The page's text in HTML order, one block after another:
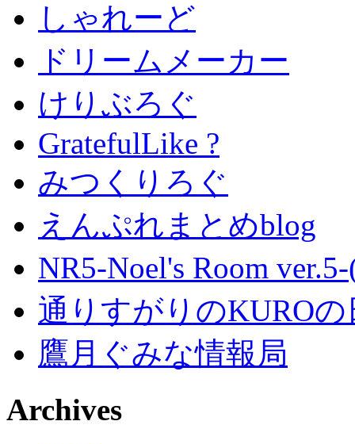
しゃれーど
ドリームメーカー
けりぶろぐ
GratefulLike ?
みつくりろぐ
えんぷれまとめblog
NR5-Noel's Room
通りすがりのKURO
鷹月ぐみな情報局
Archives